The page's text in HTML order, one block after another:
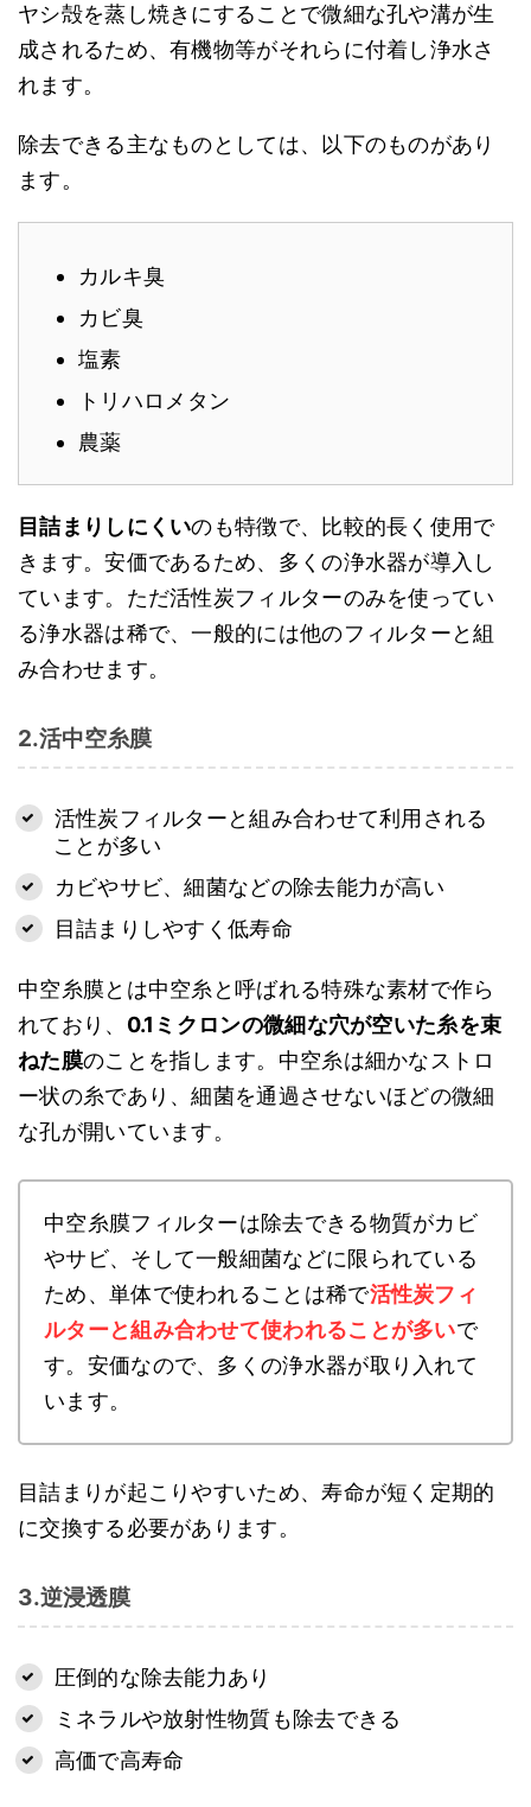
ヤシ殻を蒸し焼きにすることで微細な孔や溝が生
成されるため、有機物等がそれらに付着し浄水さ
れます。
除去できる主なものとしては、以下のものがあり
ます。
カルキ臭
カビ臭
塩素
トリハロメタン
農薬
目詰まりしにくいのも特徴で、比較的長く使用で
きます。安価であるため、多くの浄水器が導入し
ています。ただ活性炭フィルターのみを使ってい
る浄水器は稀で、一般的には他のフィルターと組
み合わせます。
2.活中空糸膜
活性炭フィルターと組み合わせて利用される
ことが多い
カビやサビ、細菌などの除去能力が高い
目詰まりしやすく低寿命
中空糸膜とは中空糸と呼ばれる特殊な素材で作ら
れており、 0.1ミクロンの微細な穴が空いた糸を束
ねた膜のことを指します。中空糸は細かなストロ
ー状の糸であり、細菌を通過させないほどの微細
な孔が開いています。
中空糸膜フィルターは除去できる物質がカビ
やサビ、そして一般細菌などに限られている
ため、単体で使われることは稀で活性炭フィ
ルターと組み合わせて使われることが多いで
す。安価なので、多くの浄水器が取り入れて
います。
目詰まりが起こりやすいため、寿命が短く定期的
に交換する必要があります。
3.逆浸透膜
圧倒的な除去能力あり
ミネラルや放射性物質も除去できる
高価で高寿命